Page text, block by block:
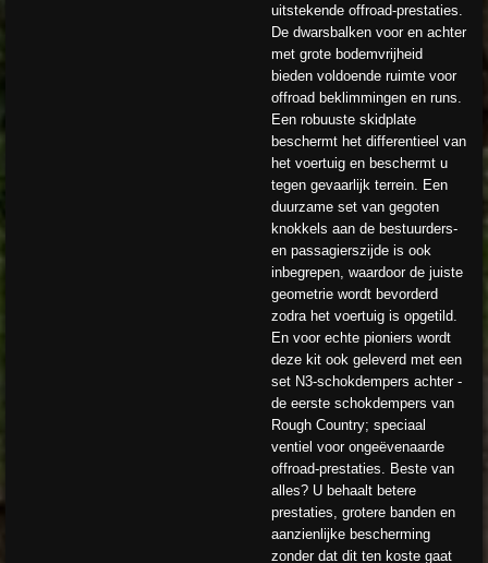
uitstekende offroad-prestaties.
De dwarsbalken voor en achter
met grote bodemvrijheid
bieden voldoende ruimte voor
offroad beklimmingen en runs.
Een robuuste skidplate
beschermt het differentieel van
het voertuig en beschermt u
tegen gevaarlijk terrein. Een
duurzame set van gegoten
knokkels aan de bestuurders-
en passagierszijde is ook
inbegrepen, waardoor de juiste
geometrie wordt bevorderd
zodra het voertuig is opgetild.
En voor echte pioniers wordt
deze kit ook geleverd met een
set N3-schokdempers achter -
de eerste schokdempers van
Rough Country; speciaal
ventiel voor ongeëvenaarde
offroad-prestaties. Beste van
alles? U behaalt betere
prestaties, grotere banden en
aanzienlijke bescherming
zonder dat dit ten koste gaat